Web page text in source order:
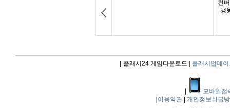
플래시24 게임다운로드 | 플래시업데이
모바일접
이용약관
개인정보취급